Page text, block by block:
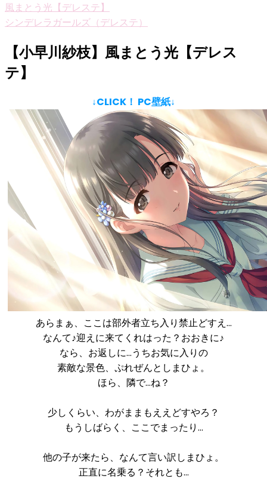
風まとう光【デレステ】
シンデレラガールズ（デレステ）
【小早川紗枝】風まとう光【デレス
テ】
↓CLICK！ PC壁紙↓
あらまぁ、ここは部外者立ち入り禁止どすえ…
なんて♪迎えに来てくれはった？おおきに♪
なら、お返しに…うちお気に入りの
素敵な景色、ぷれぜんとしまひょ。
ほら、隣で…ね？
少しくらい、わがままもええどすやろ？
もうしばらく、ここでまったり…
他の子が来たら、なんて言い訳しまひょ。
正直に名乗る？それとも…